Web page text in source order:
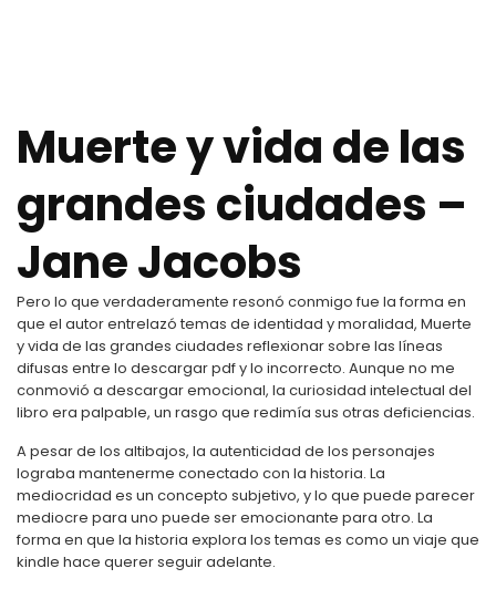
Muerte y vida de las
grandes ciudades –
Jane Jacobs
Pero lo que verdaderamente resonó conmigo fue la forma en
que el autor entrelazó temas de identidad y moralidad, Muerte
y vida de las grandes ciudades reflexionar sobre las líneas
difusas entre lo descargar pdf y lo incorrecto. Aunque no me
conmovió a descargar emocional, la curiosidad intelectual del
libro era palpable, un rasgo que redimía sus otras deficiencias.
A pesar de los altibajos, la autenticidad de los personajes
lograba mantenerme conectado con la historia. La
mediocridad es un concepto subjetivo, y lo que puede parecer
mediocre para uno puede ser emocionante para otro. La
forma en que la historia explora los temas es como un viaje que
kindle hace querer seguir adelante.